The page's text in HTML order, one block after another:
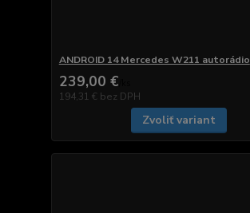
ANDROID 14 Mercedes W211 autorádio
239,00 €
194,31 € bez DPH
Zvoliť variant